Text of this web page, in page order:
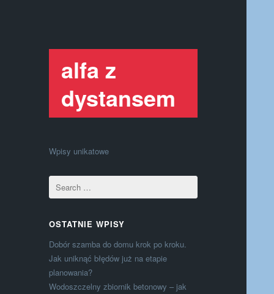
alfa z
dystansem
Wpisy unikatowe
OSTATNIE WPISY
Dobór szamba do domu krok po kroku.
Jak uniknąć błędów już na etapie
planowania?
Wodoszczelny zbiornik betonowy – jak